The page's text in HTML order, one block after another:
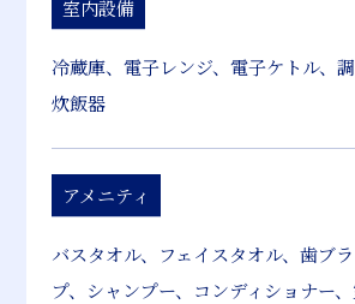
室内設備
冷蔵庫、電子レンジ、電子ケトル、調
炊飯器
アメニティ
バスタオル、フェイスタオル、歯ブ
プ、シャンプー、コンディショナー